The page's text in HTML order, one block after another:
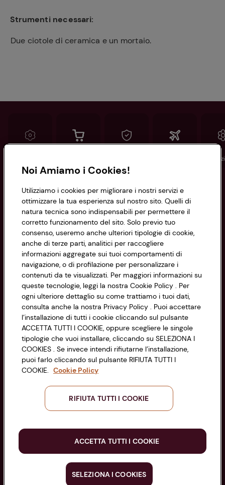
Strumenti necessari:
Due ciotole di ceramica e un mortaio.
Informazioni
Privacy Policy
Cookie Policy
Impostazioni Cookie
Accessibilità
CONAD SOCIETÀ COOPERATIVA
Via Michelino, 59 | 40127 BOLOGNA
Codice Fiscale e Registro Imprese
di Bologna 00865960157
PARTITA IVA 03320960374
Servizio clienti
Seguici sui Social:
Scarica l'app
Noi Amiamo i Cookies!
Utilizziamo i cookies per migliorare i nostri servizi e
ottimizzare la tua esperienza sul nostro sito. Quelli di
natura tecnica sono indispensabili per permettere il
corretto funzionamento del sito. Solo previo tuo
consenso, useremo anche ulteriori tipologie di cookie,
anche di terze parti, analitici per raccogliere
informazioni aggregate sui tuoi comportamenti di
navigazione, o di profilazione per personalizzare i
contenuti da te visualizzati. Per maggiori informazioni su
queste tecnologie, leggi la nostra Cookie Policy . Per
ogni ulteriore dettaglio su come trattiamo i tuoi dati,
consulta anche la nostra Privacy Policy . Puoi accettare
l’installazione di tutti i cookie cliccando sul pulsante
ACCETTA TUTTI I COOKIE, oppure scegliere le singole
tipologie che vuoi installare, cliccando su SELEZIONA I
COOKIES . Se invece intendi rifiutarne l’installazione,
puoi farlo cliccando sul pulsante RIFIUTA TUTTI I
COOKIE. Cookie Policy
RIFIUTA TUTTI I COOKIE
ACCETTA TUTTI I COOKIE
SELEZIONA I COOKIES